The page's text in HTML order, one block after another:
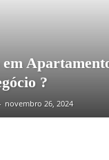
?
novembro 26, 2024